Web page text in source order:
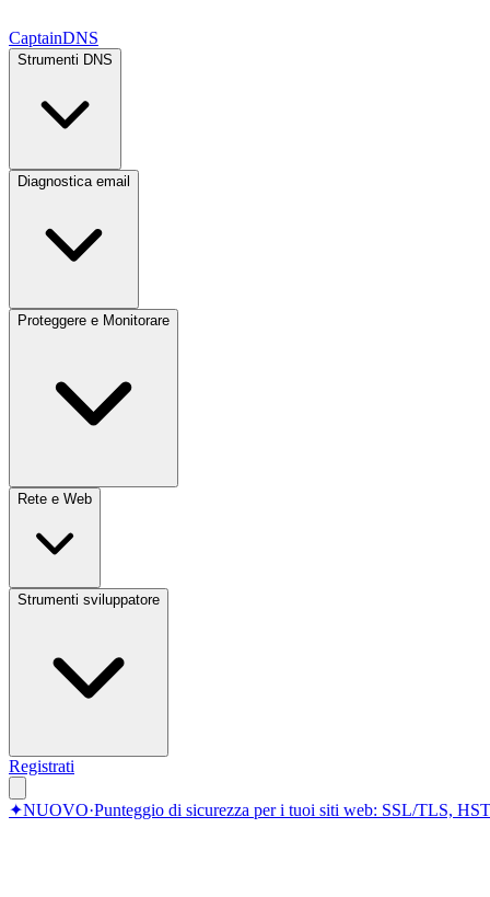
CaptainDNS
Strumenti DNS
Diagnostica email
Proteggere e Monitorare
Rete e Web
Strumenti sviluppatore
Registrati
✦NUOVO·Punteggio di sicurezza per i tuoi siti web: SSL/TLS,